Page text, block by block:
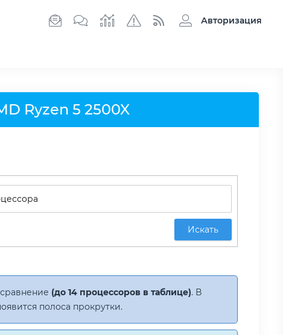
Авторизация
Ryzen 5 2500X
Искать
(до 14 процессоров в таблице). В
полоса прокрутки.